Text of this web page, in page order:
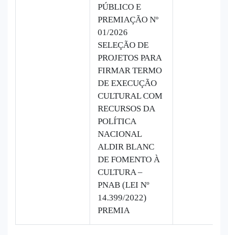
PÚBLICO E
PREMIAÇÃO Nº
01/2026
SELEÇÃO DE
PROJETOS PARA
FIRMAR TERMO
DE EXECUÇÃO
CULTURAL COM
RECURSOS DA
POLÍTICA
NACIONAL
ALDIR BLANC
DE FOMENTO À
CULTURA –
PNAB (LEI Nº
14.399/2022)
PREMIA